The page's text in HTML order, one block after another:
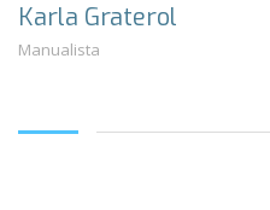
Karla Graterol
Manualista